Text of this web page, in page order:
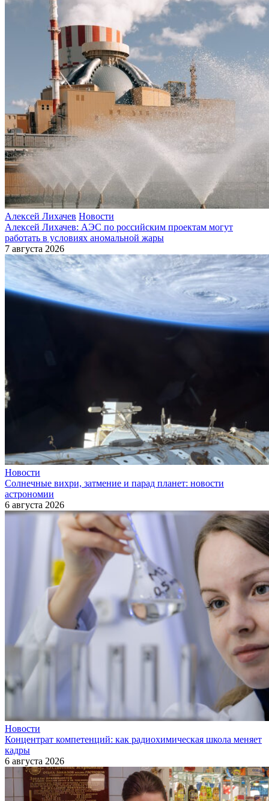
Алексей Лихачев Новости
Алексей Лихачев: АЭС по российским проектам могут
работать в условиях аномальной жары
7 августа 2026
Новости
Солнечные вихри, затмение и парад планет: новости
астрономии
6 августа 2026
Новости
Концентрат компетенций: как радиохимическая школа меняет
кадры
6 августа 2026